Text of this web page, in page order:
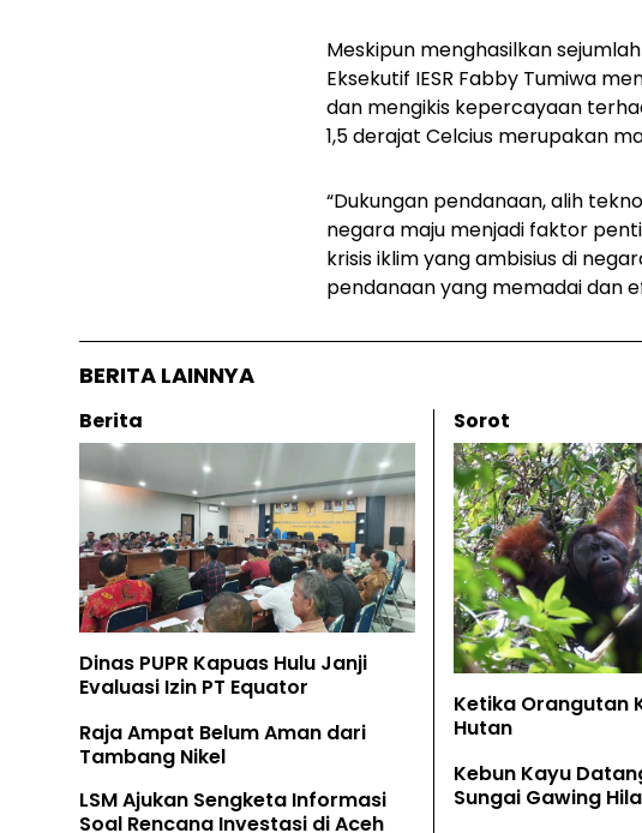
Meskipun menghasilkan
Eksekutif IESR Fabby Tumiwa
dan mengikis kepercayaan
1,5 derajat Celcius merupakan
“Dukungan pendanaan, alih
negara maju menjadi faktor
krisis iklim yang ambisius di
pendanaan yang memadai dan
BERITA LAINNYA
Berita
Dinas PUPR Kapuas Hulu Janji
Evaluasi Izin PT Equator
Raja Ampat Belum Aman dari
Tambang Nikel
LSM Ajukan Sengketa Informasi
Soal Rencana Investasi di Aceh
Sorot
Ketika Orangutan
Hutan
Kebun Kayu
Sungai Gawing